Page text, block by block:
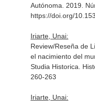
Autónoma . 2019.
https://doi.org/
Iriarte, Unai:
Review/Reseña de
el nacimiento del
Studia Historica.
260-263
Iriarte, Unai: